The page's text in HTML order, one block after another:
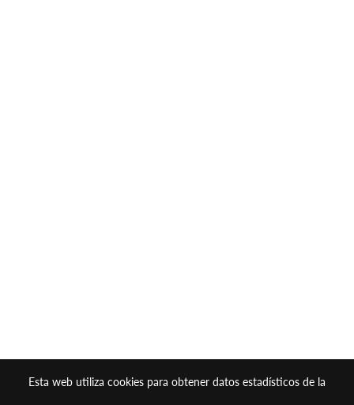
Esta web utiliza cookies para obtener datos estadísticos de la